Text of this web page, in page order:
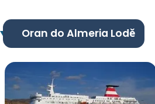
Oran do Almeria Lodě